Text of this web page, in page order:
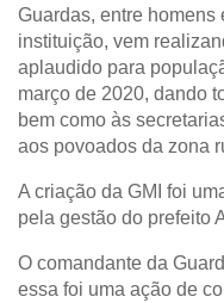
Guardas, entre homens
instituição, vem
aplaudido para
março de 2020, dando
bem como às
aos povoados da
A criação da GMI foi
pela gestão do prefeito
O comandante da
essa foi uma ação de